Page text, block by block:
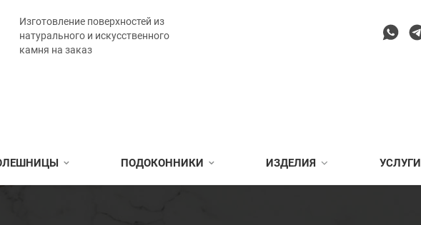
Изготовление поверхностей из
натурального и искусственного
камня на заказ
ПОДОКОННИКИ ИЗДЕЛИЯ УСЛУГИ